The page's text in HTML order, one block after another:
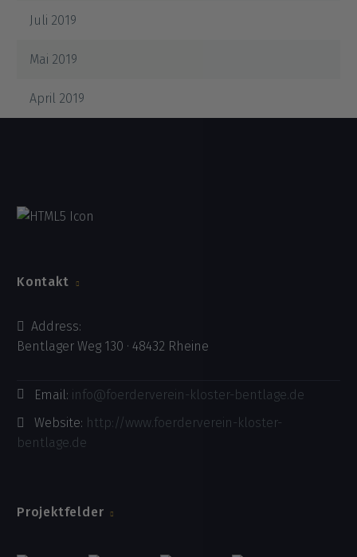
Juli 2019
Mai 2019
April 2019
Kontakt
Address:
Bentlager Weg 130 · 48432 Rheine
Email: info@foerderverein-kloster-bentlage.de
Website: http://www.foerderverein-kloster-
bentlage.de
Projektfelder